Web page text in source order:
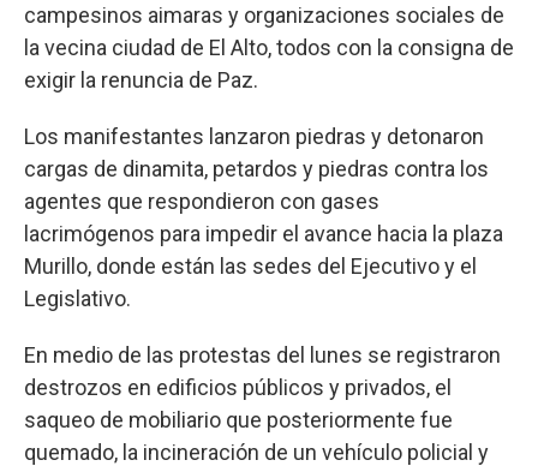
campesinos aimaras y organizaciones sociales de
la vecina ciudad de El Alto, todos con la consigna de
exigir la renuncia de Paz.
Los manifestantes lanzaron piedras y detonaron
cargas de dinamita, petardos y piedras contra los
agentes que respondieron con gases
lacrimógenos para impedir el avance hacia la plaza
Murillo, donde están las sedes del Ejecutivo y el
Legislativo.
En medio de las protestas del lunes se registraron
destrozos en edificios públicos y privados, el
saqueo de mobiliario que posteriormente fue
quemado, la incineración de un vehículo policial y